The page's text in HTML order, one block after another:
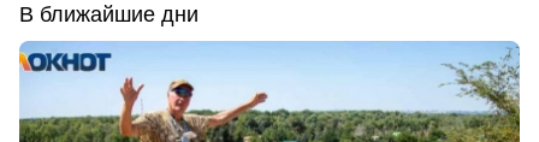
В ближайшие дни